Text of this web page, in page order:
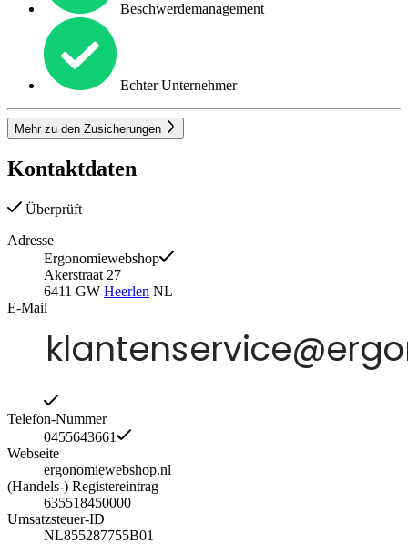
Beschwerdemanagement
Echter Unternehmer
Mehr zu den Zusicherungen
Kontaktdaten
Überprüft
Adresse
Ergonomiewebshop
Akerstraat 27
6411 GW Heerlen NL
E-Mail
Telefon-Nummer
0455643661
Webseite
ergonomiewebshop.nl
(Handels-) Registereintrag
635518450000
Umsatzsteuer-ID
NL855287755B01